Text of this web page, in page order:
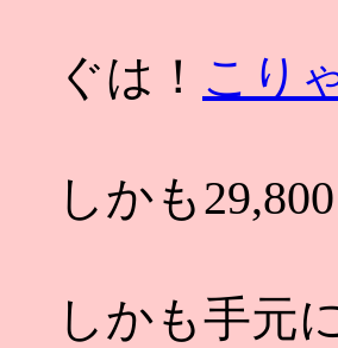
ぐは！ こり
しかも29,800
しかも手元